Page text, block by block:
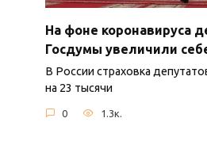
На фоне коронавируса
Госдумы увеличили
В России страховка
на 23 тысячи
0 1.3к.